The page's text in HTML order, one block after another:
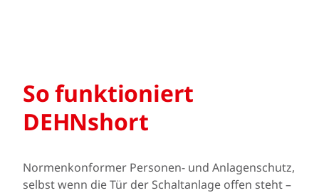
So funktioniert
DEHNshort
Normenkonformer Personen- und Anlagenschutz,
selbst wenn die Tür der Schaltanlage offen steht –